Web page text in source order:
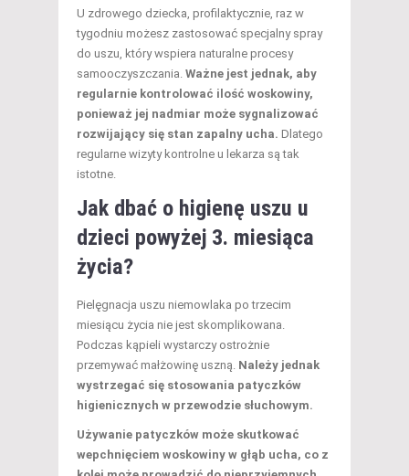
U zdrowego dziecka, profilaktycznie, raz w
tygodniu możesz zastosować specjalny spray
do uszu, który wspiera naturalne procesy
samooczyszczania. Ważne jest jednak, aby
regularnie kontrolować ilość woskowiny,
ponieważ jej nadmiar może sygnalizować
rozwijający się stan zapalny ucha. Dlatego
regularne wizyty kontrolne u lekarza są tak
istotne.
Jak dbać o higienę uszu u
dzieci powyżej 3. miesiąca
życia?
Pielęgnacja uszu niemowlaka po trzecim
miesiącu życia nie jest skomplikowana.
Podczas kąpieli wystarczy ostrożnie
przemywać małżowinę uszną. Należy jednak
wystrzegać się stosowania patyczków
higienicznych w przewodzie słuchowym.
Używanie patyczków może skutkować
wepchnięciem woskowiny w głąb ucha, co z